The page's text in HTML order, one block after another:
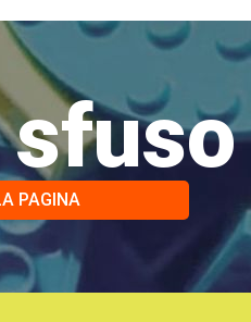
sfuso
PAGINA